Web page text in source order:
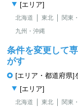
[エリア]
北海道 東北 関東
九州・沖縄
条件を変更して
がす
[エリア・都道府県]
[エリア]
北海道 東北 関東